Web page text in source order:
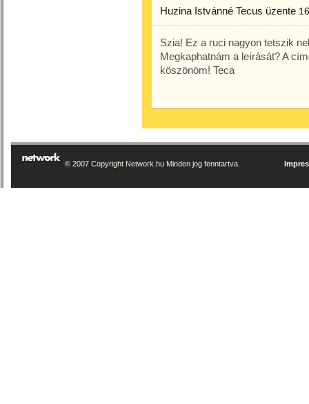
Huzina Istvánné Tecus üzente
Szia! Ez a ruci nagyon tetszik
Megkaphatnám a leírását? A
köszönöm! Teca
© 2007 Copyright Network.hu Minden jog fenntartva.